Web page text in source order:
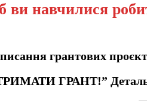
ви навчилися
грантових
ГРАНТ!”